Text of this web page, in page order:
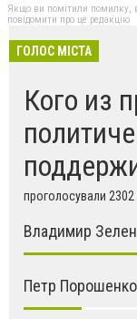
Якщо ви помітили помилку,
повідомити про це редакцію
ГОЛОС МІСТА
Кого из
проголосували 2302
Владимир
Петр Порошенко